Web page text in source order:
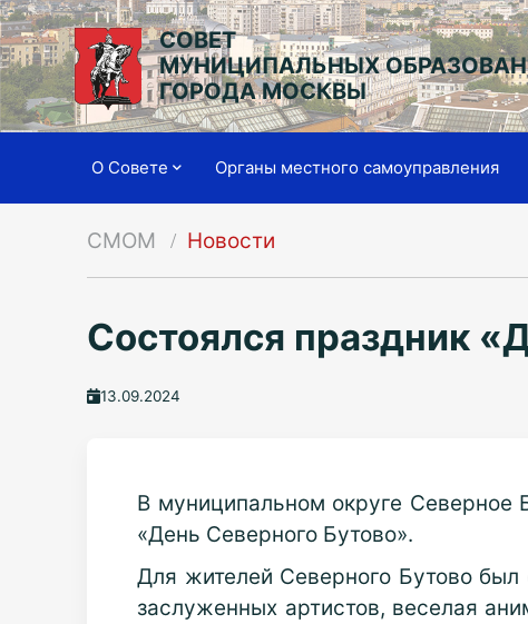
СОВЕТ
МУНИЦИПАЛЬНЫХ
ГОРОДА МОСКВЫ
О Совете Органы местного самоуправления
СМОМ Новости
Состоялся праздник
13.09.2024
В муниципальном округе Северное
«День Северного Бутово».
Для жителей Северного Бутово был
заслуженных артистов, веселая